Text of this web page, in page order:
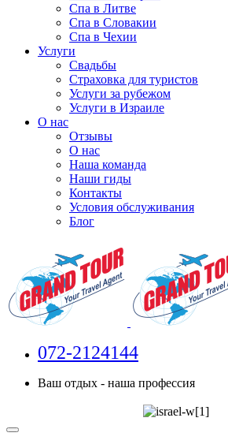
Спа в Литве
Спа в Словакии
Спа в Чехии
Услуги
Свадьбы
Страховка для туристов
Услуги за рубежом
Услуги в Израиле
О нас
Отзывы
О нас
Наша команда
Наши гиды
Контакты
Условия обслуживания
Блог
072-2124144
Ваш отдых - наша профессия